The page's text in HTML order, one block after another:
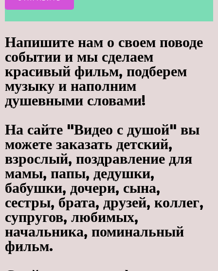
Напишите нам о своем поводе
событии и мы сделаем
красивый фильм, подберем
музыку и наполним
душевными словами!
На сайте "Видео с душой" вы
можете заказать детский,
взрослый, поздравление для
мамы, папы, дедушки,
бабушки, дочери, сына,
сестры, брата, друзей, коллег,
супругов, любимых,
начальника, поминальный
фильм.